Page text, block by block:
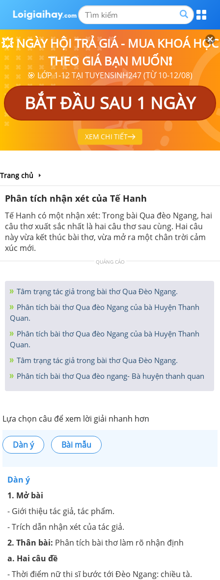
💥 NGÀY HỘI TRẢ GIÁ - MUA KHOÁ HỌC
THEO GIÁ BẠN MUỐN❗
🎯 LỚP 1-12 TẠI TUYENSINH247 (TỪ 10-12/08)
BẮT ĐẦU SAU 1 NGÀY
XEM CHI TIẾT
Trang chủ
Phân tích nhận xét của Tế Hanh
Tế Hanh có một nhận xét: Trong bài Qua đèo Ngang, hai
câu thơ xuất sắc nhất là hai câu thơ sau cùng. Hai câu
này vừa kết thúc bài thơ, vừa mở ra một chân trời cảm
xúc mới.
QUẢNG CÁO
Tâm trạng tác giả trong bài thơ Qua Đèo Ngang.
Phân tích bài thơ Qua đèo Ngang của bà Huyện Thanh
Quan.
Phân tích bài thơ Qua đèo Ngang của bà Huyện Thanh
Quan.
Tâm trạng tác giả trong bài thơ Qua Đèo Ngang.
Phân tích bài thơ Qua đèo ngang- Bà huyện thanh quan
Lựa chọn câu để xem lời giải nhanh hơn
Dàn ý Bài mẫu
Dàn ý
1. Mở bài
- Giới thiệu tác giả, tác phẩm.
- Trích dẫn nhận xét của tác giả.
2. Thân bài: Phân tích bài thơ làm rõ nhận định
a. Hai câu đề
- Thời điểm nữ thi sĩ bước tới Đèo Ngang: chiều tà.